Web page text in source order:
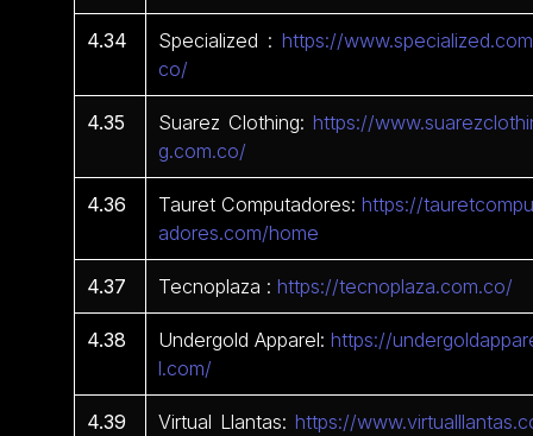
4.34 Specialized :https://
co/
4.35 Suarez Clothing:https://
g.com.co/
4.36 Tauret Computadores:https://
adores.com/home
4.37 Tecnoplaza :https://tecnoplaza.com.co/
4.38 Undergold Apparel:https://
l.com/
4.39 Virtual Llantas:https://